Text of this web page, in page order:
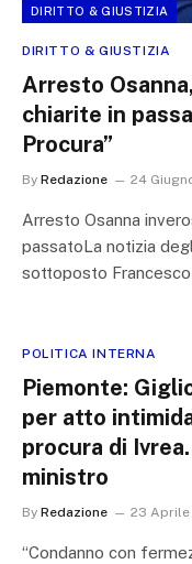
DIRITTO & GIUSTIZIA
DIRITTO & GIUSTIZIA
Arresto
chiarite in
Procura”
By Redazione 24
Arresto Osanna
passatoLa notizia
sottoposto Francesco
POLITICA INTERNA
Piemonte:
per atto
procura di
ministro
By Redazione 23 Aprile
“Condanno con